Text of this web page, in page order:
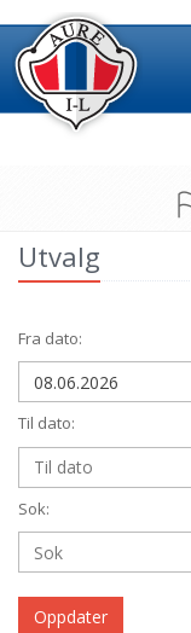
Utvalg
Fra dato:
Til dato:
Sok:
Oppdater